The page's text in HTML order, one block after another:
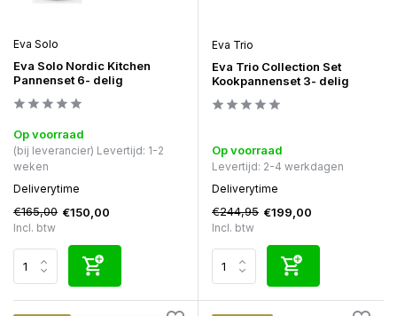
Eva Solo
Eva Solo Nordic Kitchen
Pannenset 6- delig
Op voorraad
(bij leverancier) Levertijd: 1-2
weken
Deliverytime
€165,00 €150,00
Incl. btw
Eva Trio
Eva Trio Collection Set
Kookpannenset 3- delig
Op voorraad
Levertijd: 2-4 werkdagen
Deliverytime
€244,95 €199,00
Incl. btw